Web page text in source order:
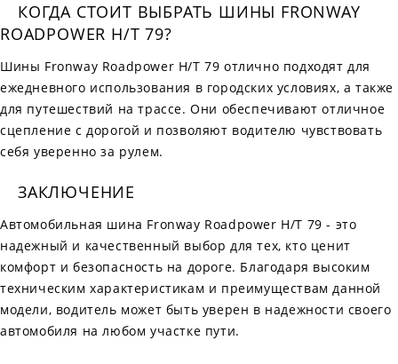
КОГДА СТОИТ ВЫБРАТЬ ШИНЫ FRONWAY
ROADPOWER H/T 79?
Шины Fronway Roadpower H/T 79 отлично подходят для
ежедневного использования в городских условиях, а также
для путешествий на трассе. Они обеспечивают отличное
сцепление с дорогой и позволяют водителю чувствовать
себя уверенно за рулем.
ЗАКЛЮЧЕНИЕ
Автомобильная шина Fronway Roadpower H/T 79 - это
надежный и качественный выбор для тех, кто ценит
комфорт и безопасность на дороге. Благодаря высоким
техническим характеристикам и преимуществам данной
модели, водитель может быть уверен в надежности своего
автомобиля на любом участке пути.